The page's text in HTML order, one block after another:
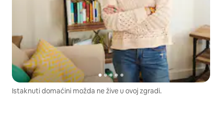
Istaknuti domaćini možda ne žive u ovoj zgradi.